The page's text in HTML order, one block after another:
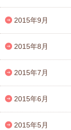
2015年9月
2015年8月
2015年7月
2015年6月
2015年5月